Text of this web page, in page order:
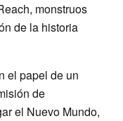
monstruos
de la historia
el papel de un
de
el Nuevo Mundo,